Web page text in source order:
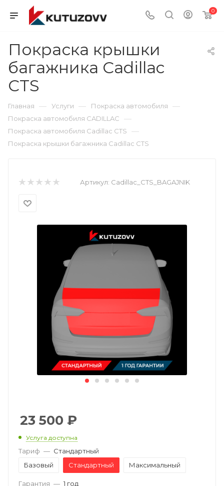
0
Покраска крышки
багажника Cadillac
CTS
Главная — Услуги — Покраска автомобиля —
Покраска автомобиля CADILLAC —
Покраска автомобиля Cadillac CTS —
Покраска крышки багажника Cadillac CTS
Артикул: Cadillac_CTS_BAGAJNIK
23 500 ₽
Услуга доступна
Тариф — Стандартный
Базовый
Стандартный Максимальный
Гарантия — 1 год